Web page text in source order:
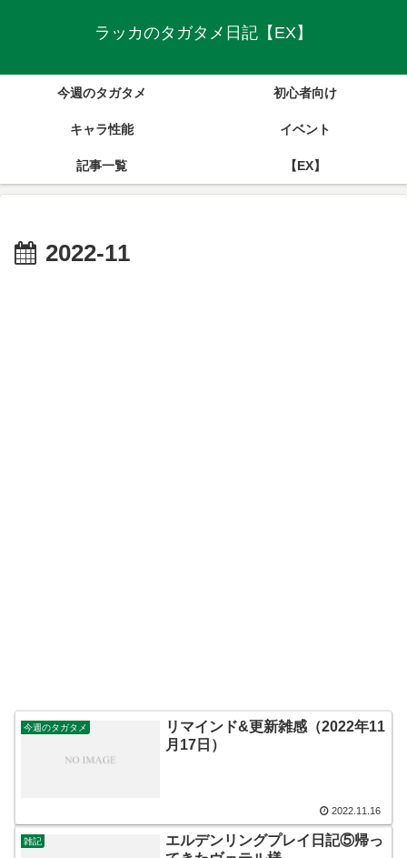
ラッカのタガタメ日記【EX】
今週のタガタメ 初心者向け
キャラ性能 イベント
記事一覧 【EX】
2022-11
今週のタガタメ
リマインド&更新雑感（2022年11
月17日）
2022.11.16
雑記
エルデンリングプレイ日記⑤帰っ